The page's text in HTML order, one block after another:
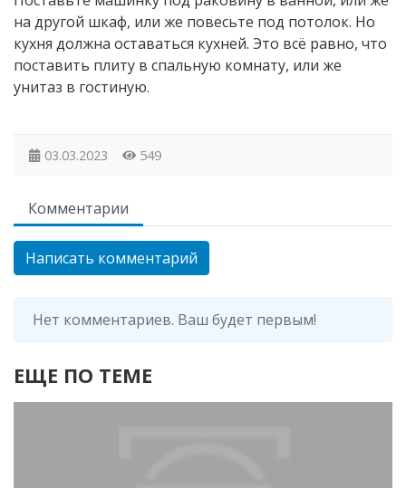
на другой шкаф, или же повесьте под потолок. Но
кухня должна оставаться кухней. Это всё равно, что
поставить плиту в спальную комнату, или же
унитаз в гостиную.
03.03.2023 549
Комментарии
Написать комментарий
Нет комментариев. Ваш будет первым!
ЕЩЕ ПО ТЕМЕ